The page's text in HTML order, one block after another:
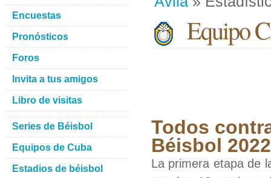
Equipo
Todos
Béisbol 2022
La primera etapa de
Encuestas
Pronósticos
Foros
Invita a tus amigos
Libro de visitas
Series de Béisbol
Equipos de Cuba
Estadios de béisbol